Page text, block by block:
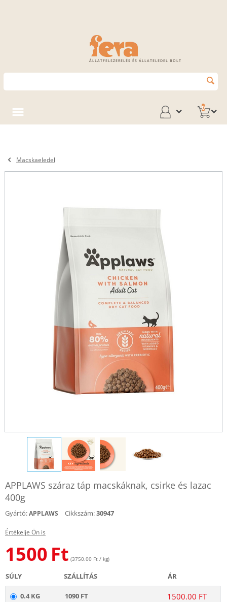
ÁLLATFELSZERELÉS ÉS ÁLLATELEDEL BOLT
0
Macskaeledel
APPLAWS száraz táp macskáknak, csirke és lazac
400g
Gyártó:APPLAWS Cikkszám:30947
Értékelje Ön is
1500 Ft (3750.00 Ft / kg)
SÚLY SZÁLLÍTÁS ÁR
0.4 KG 1090 FT 1500.00 FT